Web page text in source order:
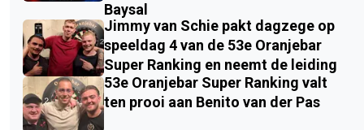
Baysal
Jimmy van Schie pakt dagzege op
speeldag 4 van de 53e Oranjebar
Super Ranking en neemt de leiding
53e Oranjebar Super Ranking valt
ten prooi aan Benito van der Pas